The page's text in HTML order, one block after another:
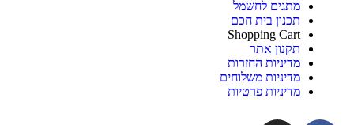
מתגים לחשמל
תכנון בית חכם
Shopping Cart
תקנון אתר
מדיניות החזרות
מדיניות משלוחים
מדיניות פרטיות